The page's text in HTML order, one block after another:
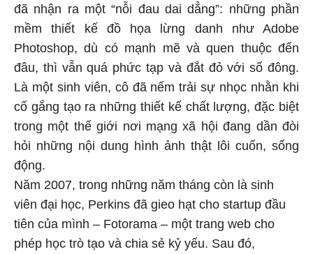
đã nhận ra một “nỗi đau dai dẳng”: những phần
mềm thiết kế đồ họa lừng danh như Adobe
Photoshop, dù có mạnh mẽ và quen thuộc đến
đâu, thì vẫn quá phức tạp và đắt đỏ với số đông.
Là một sinh viên, cô đã nếm trải sự nhọc nhằn khi
cố gắng tạo ra những thiết kế chất lượng, đặc biệt
trong một thế giới nơi mạng xã hội đang dần đòi
hỏi những nội dung hình ảnh thật lôi cuốn, sống
động.
Năm 2007, trong những năm tháng còn là sinh
viên đại học, Perkins đã gieo hạt cho startup đầu
tiên của mình – Fotorama – một trang web cho
phép học trò tạo và chia sẻ kỷ yếu. Sau đó,